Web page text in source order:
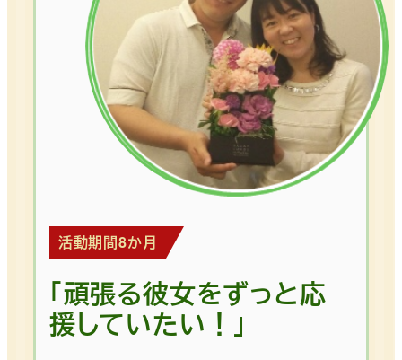
活動期間8か月
「頑張る彼女をずっと応
援していたい！」